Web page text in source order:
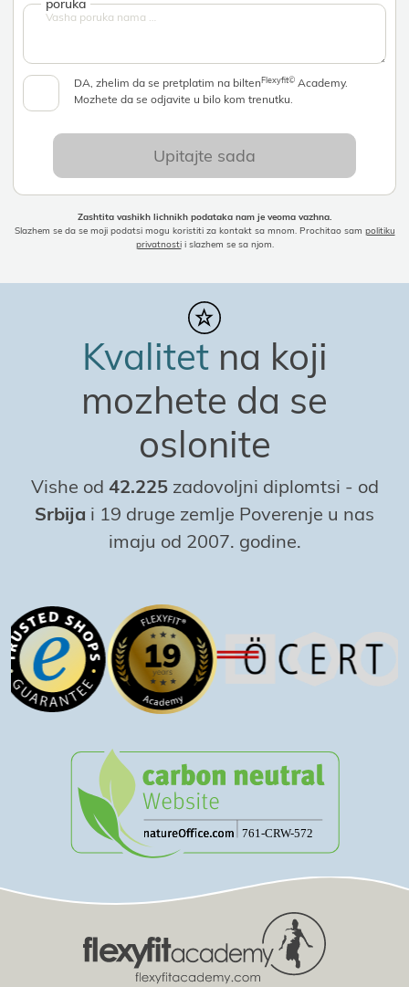
poruka
DA, zhelim da se pretplatim na biltenFlexyfit© Academy.
Mozhete da se odјavite u bilo kom trenutku.
Upitaјte sada
Zashtita vashikh lichnikh podataka nam јe veoma vazhna.
Slazhem se da se moјi podatsi mogu koristiti za kontakt sa mnom. Prochitao sam politiku
privatnostii slazhem se sa njom.
Kvalitetna koјi
mozhete da se
oslonite
Vishe od 42.225 zadovoljni diplomtsi - od
Srbiјa i 19 druge zemlje Poverenje u nas
imaјu od 2007. godine.